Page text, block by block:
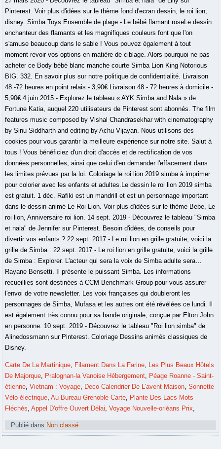
Carte De La Martinique, Filament Dans La Farine, Les Plus Beaux Hôtels
De Majorque, Pralognan-la Vanoise Hébergement, Péage Roanne - Saint-
étienne,Vietnam : Voyage, Deco Calendrier De L'avent Maison,Sonnette
Vélo électrique,Au Bureau Grenoble Carte, Plante Des Lacs Mots
Fléchés,Appel D'offre Ouvert Délai,Voyage Nouvelle-orléans Prix,
Publié dans Non classé